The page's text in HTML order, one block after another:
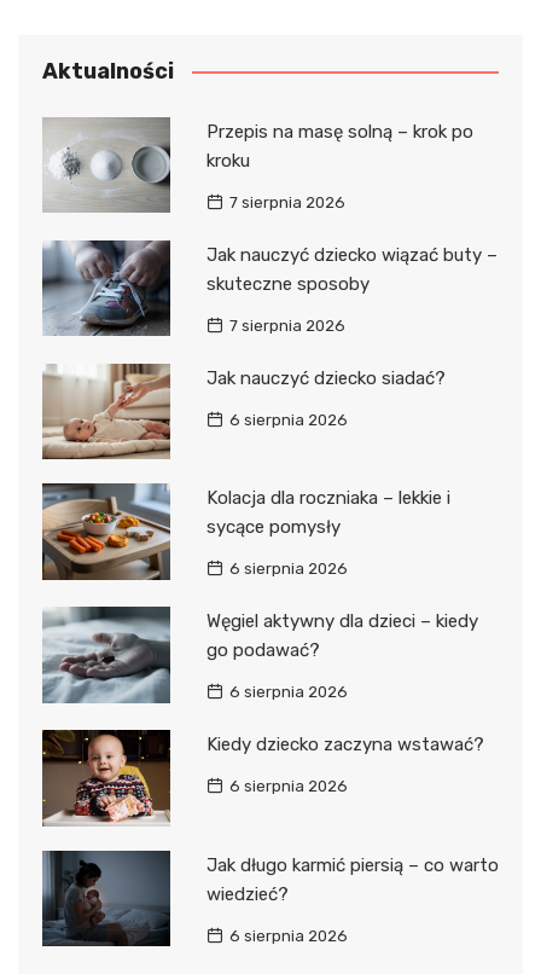
Aktualności
Przepis na masę solną – krok po
kroku
7 sierpnia 2026
Jak nauczyć dziecko wiązać buty –
skuteczne sposoby
7 sierpnia 2026
Jak nauczyć dziecko siadać?
6 sierpnia 2026
Kolacja dla roczniaka – lekkie i
sycące pomysły
6 sierpnia 2026
Węgiel aktywny dla dzieci – kiedy
go podawać?
6 sierpnia 2026
Kiedy dziecko zaczyna wstawać?
6 sierpnia 2026
Jak długo karmić piersią – co warto
wiedzieć?
6 sierpnia 2026